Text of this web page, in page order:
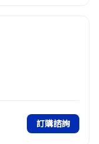
訂購諮詢